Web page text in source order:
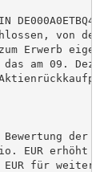
von der
Erwerb
am 09.
der
EUR erhöht
für weitere